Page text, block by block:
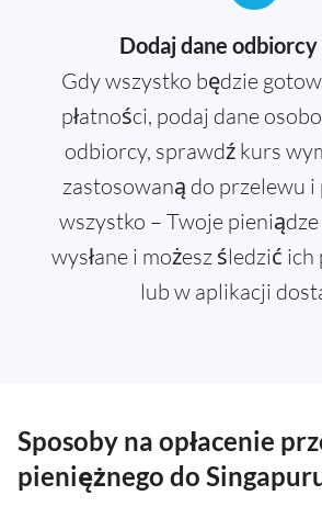
Dodaj dane
Gdy wszystko będzie
płatności, podaj dane
odbiorcy, sprawdź kurs
zastosowaną do przelewu
wszystko – Twoje
wysłane i możesz śledzić
lub w aplikacji
Sposoby na opłacenie
pieniężnego do